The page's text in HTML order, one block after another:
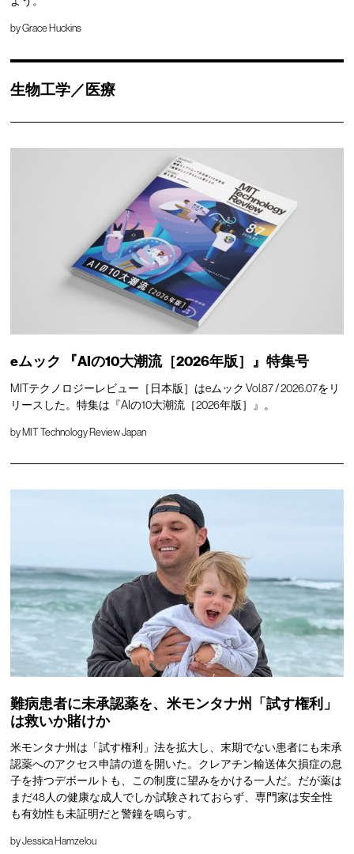
byGrace Huckins
生物工学／医療
eムック 『AIの10大潮流［2026年版］』特集号
MITテクノロジーレビュー［日本版］はeムック Vol.87 / 2026.07をリ
リースした。特集は『AIの10大潮流［2026年版］』。
by MIT Technology Review Japan
難病患者に未承認薬を、米モンタナ州「試す権利」
は救いか賭けか
米モンタナ州は「試す権利」法を拡大し、末期でない患者にも未承
認薬へのアクセス申請の道を開いた。クレアチン輸送体欠損症の息
子を持つデボールトも、この制度に望みをかける一人だ。だが薬は
まだ48人の健康な成人でしか試験されておらず、専門家は安全性
も有効性も未証明だと警鐘を鳴らす。
byJessica Hamzelou